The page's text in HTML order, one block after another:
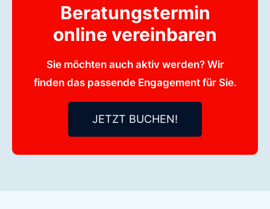
Beratungstermin
online vereinbaren
Sie möchten auch aktiv werden? Wir
finden das passende Engagement für Sie.
JETZT BUCHEN!